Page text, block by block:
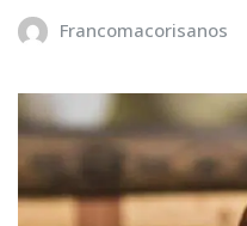
Francomacorisanos